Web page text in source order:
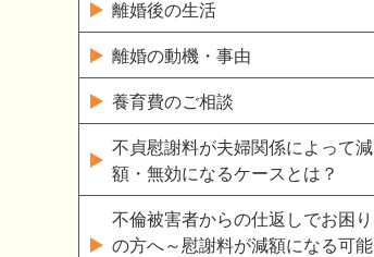
離婚後の生活
離婚の動機・事由
養育費のご相談
不貞慰謝料が夫婦関係によって減
額・無効になるケースとは？
不倫被害者からの仕返しでお困り
の方へ～慰謝料が減額になる可能